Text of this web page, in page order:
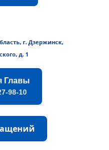
г. Дзержинск,
д. 1
Главы
98-10